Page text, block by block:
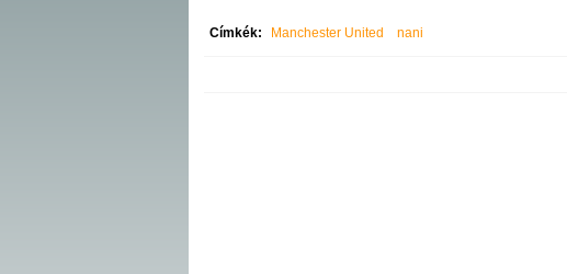
Címkék: Manchester United nani